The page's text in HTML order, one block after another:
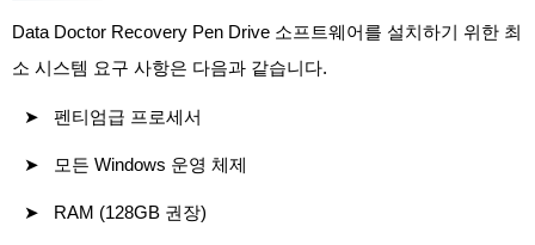
Data Doctor Recovery Pen Drive 소프트웨어를 설치하기 위한 최
소 시스템 요구 사항은 다음과 같습니다.
펜티엄급 프로세서
모든 Windows 운영 체제
RAM (128GB 권장)